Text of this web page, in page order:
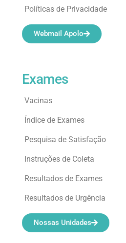
Exames
Vacinas
Índice de Exames
Pesquisa de Satisfação
Instruções de Coleta
Resultados de Exames
Resultados de Urgência
Nossas Unidades
Políticas de Privacidade
Webmail Apolo